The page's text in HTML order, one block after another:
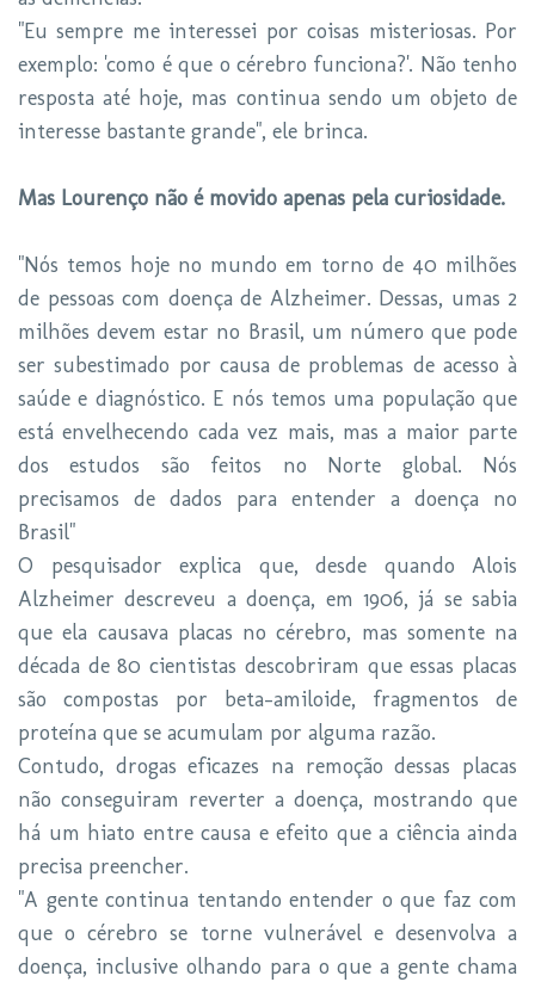
"Eu sempre me interessei por coisas misteriosas. Por
exemplo: 'como é que o cérebro funciona?'. Não tenho
resposta até hoje, mas continua sendo um objeto de
interesse bastante grande", ele brinca.
Mas Lourenço não é movido apenas pela curiosidade.
"Nós temos hoje no mundo em torno de 40 milhões
de pessoas com doença de Alzheimer. Dessas, umas 2
milhões devem estar no Brasil, um número que pode
ser subestimado por causa de problemas de acesso à
saúde e diagnóstico. E nós temos uma população que
está envelhecendo cada vez mais, mas a maior parte
dos estudos são feitos no Norte global. Nós
precisamos de dados para entender a doença no
Brasil"
O pesquisador explica que, desde quando Alois
Alzheimer descreveu a doença, em 1906, já se sabia
que ela causava placas no cérebro, mas somente na
década de 80 cientistas descobriram que essas placas
são compostas por beta-amiloide, fragmentos de
proteína que se acumulam por alguma razão.
Contudo, drogas eficazes na remoção dessas placas
não conseguiram reverter a doença, mostrando que
há um hiato entre causa e efeito que a ciência ainda
precisa preencher.
"A gente continua tentando entender o que faz com
que o cérebro se torne vulnerável e desenvolva a
doença, inclusive olhando para o que a gente chama